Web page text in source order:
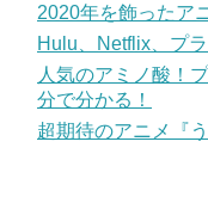
2020年を飾ったア
Hulu、Netflix、プ
人気のアミノ酸！
分で分かる！
超期待のアニメ『